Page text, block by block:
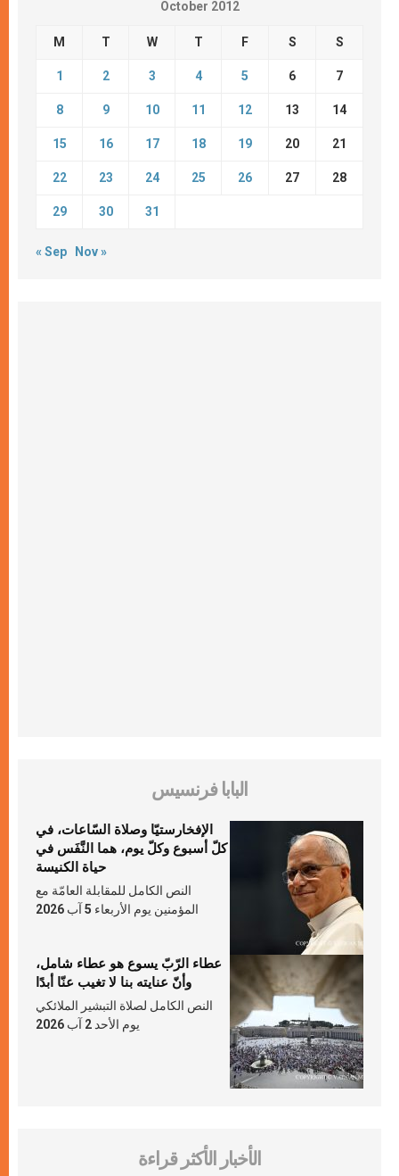
October 2012
M T W T F S S
1 2 3 4 5 6 7
8 9 10 11 12 13 14
15 16 17 18 19 20 21
22 23 24 25 26 27 28
29 30 31
« Sep Nov »
البابا فرنسيس
الإفخارستيّا وصلاة السّاعات، في
كلّ أسبوع وكلّ يوم، هما النَّفَس في
حياة الكنيسة
النص الكامل للمقابلة العامّة مع
المؤمنين يوم الأربعاء 5 آب 2026
عطاء الرّبّ يسوع هو عطاء شامل،
وأنّ عنايته بنا لا تغيب عنّا أبدًا
النص الكامل لصلاة التبشير الملائكي
يوم الأحد 2 آب 2026
الأخبار الأكثر قراءة